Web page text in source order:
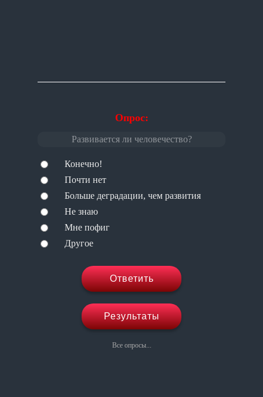
Опрос:
Развивается ли человечество?
Конечно!
Почти нет
Больше деградации, чем развития
Не знаю
Мне пофиг
Другое
Ответить
Результаты
Все опросы...